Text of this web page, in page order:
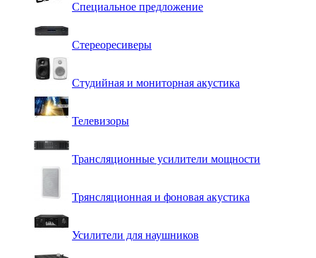
Специальное предложение
Стереоресиверы
Студийная и мониторная акустика
Телевизоры
Трансляционные усилители мощности
Трянсляционная и фоновая акустика
Усилители для наушников